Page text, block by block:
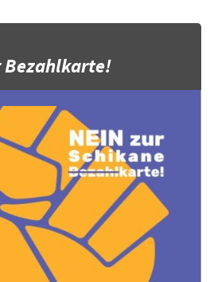
Bezahlkarte!